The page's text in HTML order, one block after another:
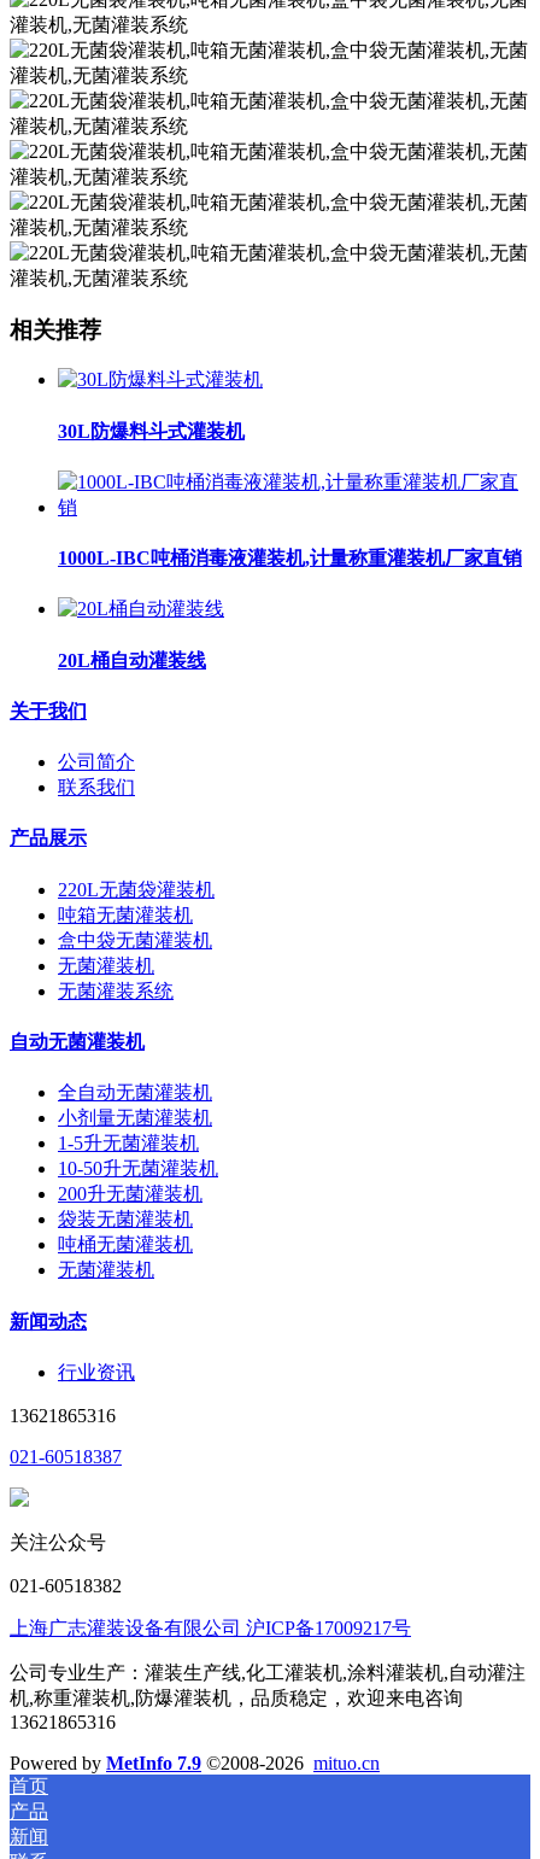
相关推荐
30L防爆料斗式灌装机
1000L-IBC吨桶消毒液灌装机,计量称重灌装机厂家直销
20L桶自动灌装线
关于我们
公司简介
联系我们
产品展示
220L无菌袋灌装机
吨箱无菌灌装机
盒中袋无菌灌装机
无菌灌装机
无菌灌装系统
自动无菌灌装机
全自动无菌灌装机
小剂量无菌灌装机
1-5升无菌灌装机
10-50升无菌灌装机
200升无菌灌装机
袋装无菌灌装机
吨桶无菌灌装机
无菌灌装机
新闻动态
行业资讯
13621865316
021-60518387
关注公众号
021-60518382
上海广志灌装设备有限公司 沪ICP备17009217号
公司专业生产：灌装生产线,化工灌装机,涂料灌装机,自动灌注
机,称重灌装机,防爆灌装机，品质稳定，欢迎来电咨询
13621865316
Powered by MetInfo 7.9 ©2008-2026 mituo.cn
首页
产品
新闻